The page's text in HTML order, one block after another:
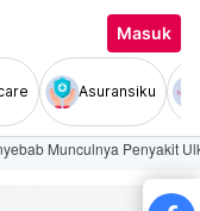
Masuk
Asuransiku
Munculnya Penyakit